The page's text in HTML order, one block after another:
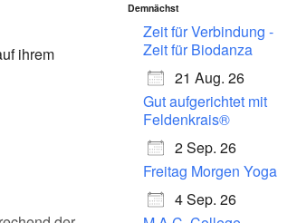
iCalendar
ihrem
Demnächst
Zeit für Verbindung -
Zeit für Biodanza
21 Aug. 26
Gut aufgerichtet mit
Feldenkrais®
2 Sep. 26
Freitag Morgen Yoga
4 Sep. 26